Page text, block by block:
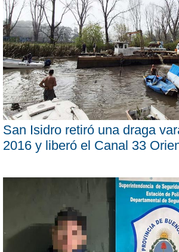
San Isidro retiró una draga
2016 y liberó el Canal 33